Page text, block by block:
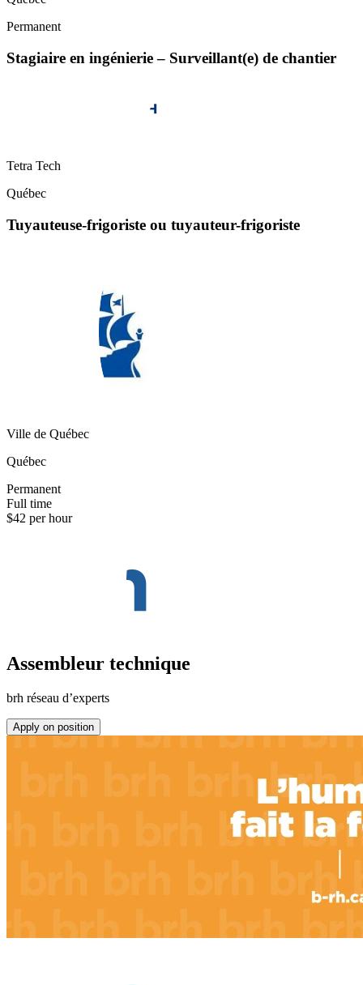
Permanent
Stagiaire en ingénierie – Surveillant(e) de chantier
Tetra Tech
Québec
Tuyauteuse-frigoriste ou tuyauteur-frigoriste
Ville de Québec
Québec
Permanent
Full time
$42 per hour
Assembleur technique
brh réseau d’experts
Apply on position